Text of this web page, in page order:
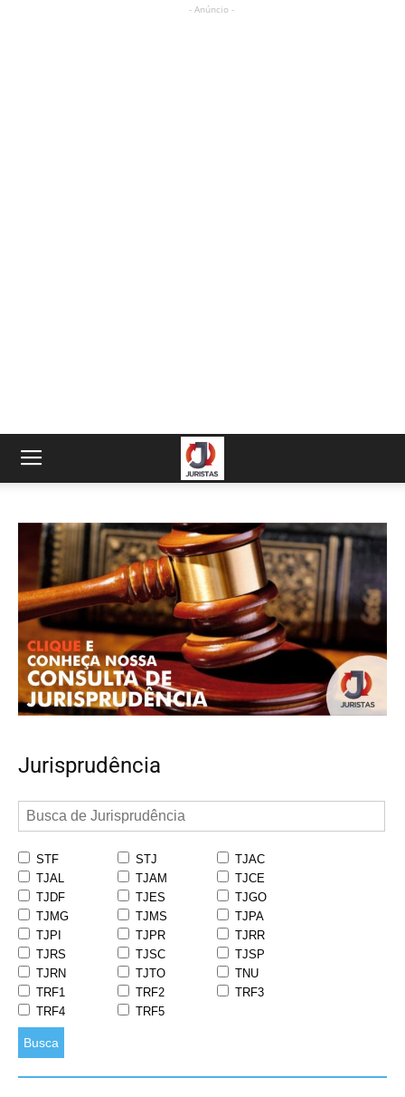
- Anúncio -
Jurisprudência
STF STJ
TJAC
TJAL
TJAM
TJCE
TJDF
TJES
TJGO
TJMG
TJMS
TJPA
TJPI
TJPR
TJRR
TJRS
TJSC
TJSP
TJRN
TJTO
TNU
TRF1
TRF2
TRF3
TRF4
TRF5
Busca